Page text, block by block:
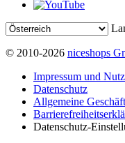
© 2010-2026 niceshops
Impressum und
Datenschutz
Allgemeine
Datenschutz-